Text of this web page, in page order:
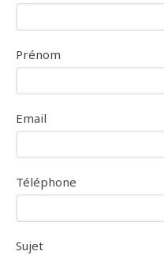
Prénom
Email
Téléphone
Sujet